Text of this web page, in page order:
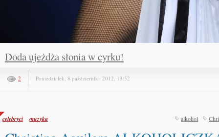
Doda ujeżdża słonia w cyrku!
2 Poniedziałek, 8 października 2012, 13:52
celebryci muzyka alkohol